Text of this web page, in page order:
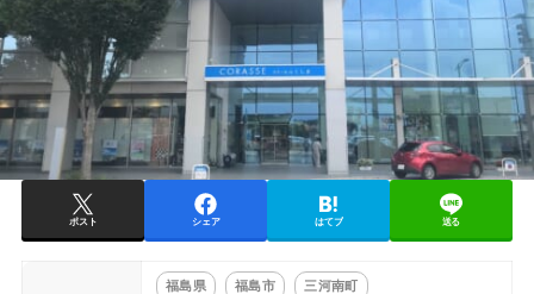
ポスト シェア はてブ 送る
福島県 福島市 三河南町